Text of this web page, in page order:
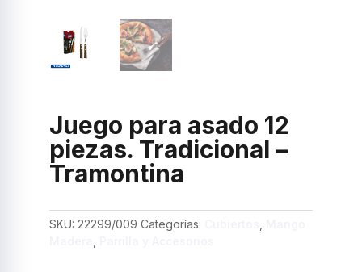
Juego para asado 12
piezas. Tradicional –
Tramontina
SKU: 22299/009 Categorías: